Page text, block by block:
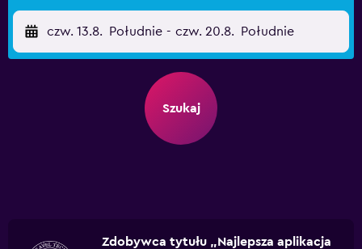
czw. 13.8. Południe - czw. 20.8. Południe
Szukaj
Zdobywca tytułu „Najlepsza aplikacja